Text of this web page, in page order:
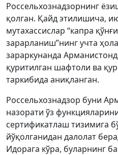
Россельхознадзорнинг
қолган. Қайд этилишича,
мутахассислар “капра
зарарланиш”нинг учта
зараркунанда
қуритилган шафтоли ва
таркибида аниқланган.
Россельхознадзор буни
назорати ўз
сертификатлаш тизимига
йўқолганидан далолат
Идорага кўра, буларнинг